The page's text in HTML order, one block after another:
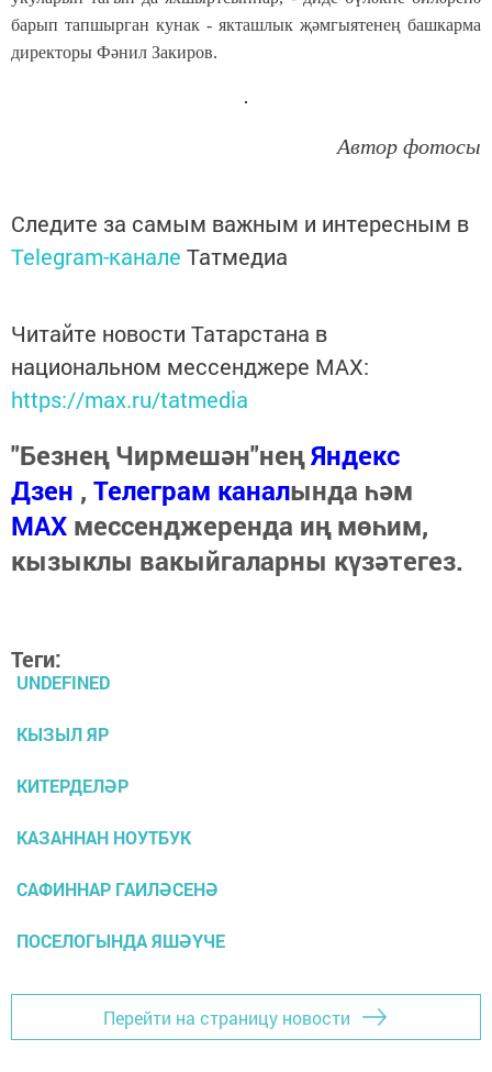
барып тапшырган кунак - якташлык җәмгыятенең башкарма
директоры Фәнил Закиров.
Автор фотосы
Следите за самым важным и интересным в
Telegram-канале Татмедиа
Читайте новости Татарстана в
национальном мессенджере MАХ:
https://max.ru/tatmedia
"Безнең Чирмешән"неңЯндекс
Дзен , Телеграм каналында һәм
МАХ мессенджеренда иң мөһим,
кызыклы вакыйгаларны күзәтегез.
Теги:
UNDEFINED
КЫЗЫЛ ЯР
КИТЕРДЕЛӘР
КАЗАННАН НОУТБУК
САФИННАР ГАИЛӘСЕНӘ
ПОСЕЛОГЫНДА ЯШӘҮЧЕ
Перейти на страницу новости